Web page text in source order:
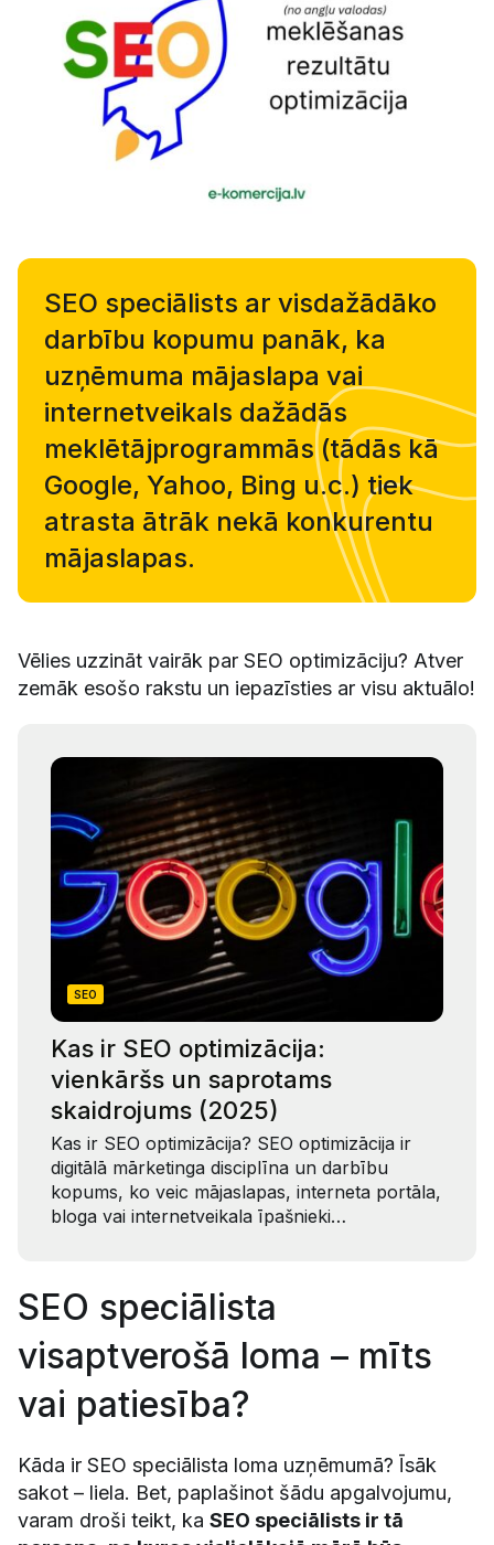
SEO speciālists ar visdažādāko
darbību kopumu panāk, ka
uzņēmuma mājaslapa vai
internetveikals dažādās
meklētājprogrammās (tādās kā
Google, Yahoo, Bing u.c.) tiek
atrasta ātrāk nekā konkurentu
mājaslapas.
Vēlies uzzināt vairāk par SEO optimizāciju? Atver
zemāk esošo rakstu un iepazīsties ar visu aktuālo!
SEO
Kas ir SEO optimizācija:
vienkāršs un saprotams
skaidrojums (2025)
Kas ir SEO optimizācija? SEO optimizācija ir
digitālā mārketinga disciplīna un darbību
kopums, ko veic mājaslapas, interneta portāla,
bloga vai internetveikala īpašnieki…
SEO speciālista
visaptverošā loma – mīts
vai patiesība?
Kāda ir SEO speciālista loma uzņēmumā? Īsāk
sakot – liela. Bet, paplašinot šādu apgalvojumu,
varam droši teikt, ka SEO speciālists ir tā